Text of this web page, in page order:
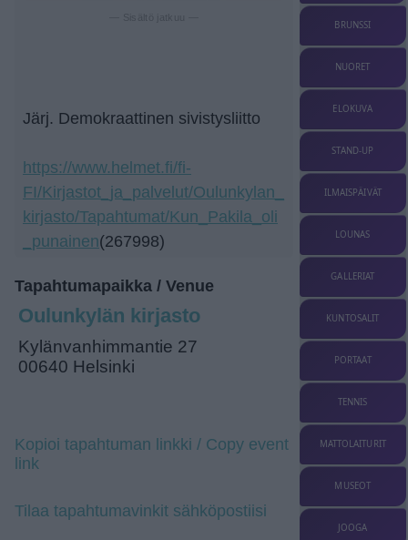
Järj. Demokraattinen sivistysliitto
https://www.helmet.fi/fi-
FI/Kirjastot_ja_palvelut/Oulunkylan_
kirjasto/Tapahtumat/Kun_Pakila_oli
_punainen(267998)
Tapahtumapaikka / Venue
Oulunkylän kirjasto
Kylänvanhimmantie 27
00640 Helsinki
Kopioi tapahtuman linkki / Copy event
link
Tilaa tapahtumavinkit sähköpostiisi
BRUNSSI
NUORET
ELOKUVA
STAND-UP
ILMAISPÄIVÄT
LOUNAS
GALLERIAT
KUNTOSALIT
PORTAAT
TENNIS
MATTOLAITURIT
MUSEOT
JOOGA